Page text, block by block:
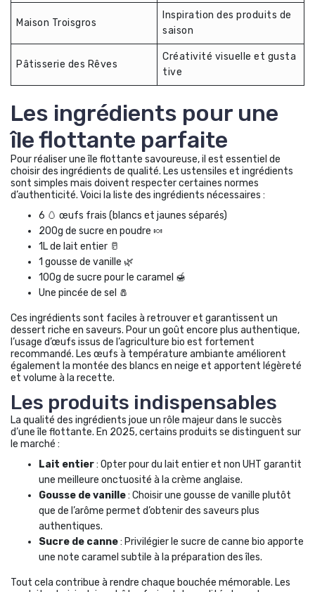
Maison Troisgros
Inspiration des produits de
saison
Pâtisserie des Rêves
Créativité visuelle et gusta
tive
Les ingrédients pour une
île flottante parfaite
Pour réaliser une île flottante savoureuse, il est essentiel de
choisir des ingrédients de qualité. Les ustensiles et ingrédients
sont simples mais doivent respecter certaines normes
d’authenticité. Voici la liste des ingrédients nécessaires :
6 🥚 œufs frais (blancs et jaunes séparés)
200g de sucre en poudre 🍬
1L de lait entier 🥛
1 gousse de vanille 🌿
100g de sucre pour le caramel 🍯
Une pincée de sel 🧂
Ces ingrédients sont faciles à retrouver et garantissent un
dessert riche en saveurs. Pour un goût encore plus authentique,
l’usage d’œufs issus de l’agriculture bio est fortement
recommandé. Les œufs à température ambiante améliorent
également la montée des blancs en neige et apportent légèreté
et volume à la recette.
Les produits indispensables
La qualité des ingrédients joue un rôle majeur dans le succès
d’une île flottante. En 2025, certains produits se distinguent sur
le marché :
Lait entier: Opter pour du lait entier et non UHT garantit
une meilleure onctuosité à la crème anglaise.
Gousse de vanille: Choisir une gousse de vanille plutôt
que de l’arôme permet d’obtenir des saveurs plus
authentiques.
Sucre de canne: Privilégier le sucre de canne bio apporte
une note caramel subtile à la préparation des îles.
Tout cela contribue à rendre chaque bouchée mémorable. Les